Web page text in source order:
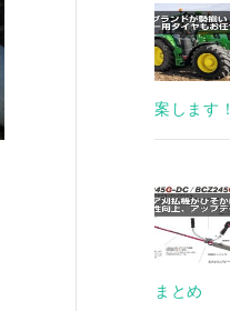
案します！
まとめ